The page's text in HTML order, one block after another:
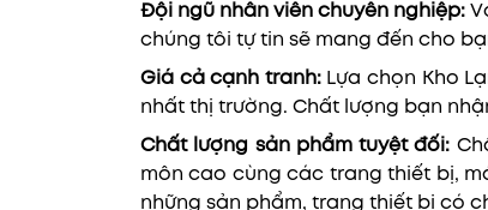
Đội ngũ nhân viên chuyên nghiệp:
chúng tôi tự tin sẽ mang đến cho
Giá cả cạnh tranh: Lựa chọn Kho
nhất thị trường. Chất lượng bạn
Chất lượng sản phẩm tuyệt đối:
môn cao cùng các trang thiết bị,
những sản phẩm, trang thiết bị có